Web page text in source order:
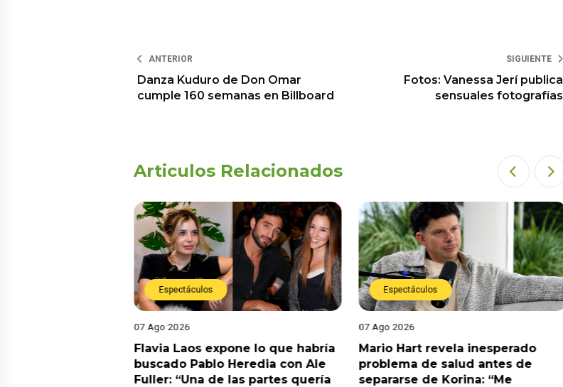
ANTERIOR
Danza Kuduro de Don Omar
cumple 160 semanas en Billboard
SIGUIENTE
Fotos: Vanessa Jerí publica
sensuales fotografías
Articulos Relacionados
Espectáculos
07 Ago 2026
Flavia Laos expone lo que habría
buscado Pablo Heredia con Ale
Fuller: “Una de las partes quería
Espectáculos
07 Ago 2026
Mario Hart revela inesperado
problema de salud antes de
separarse de Korina: “Me